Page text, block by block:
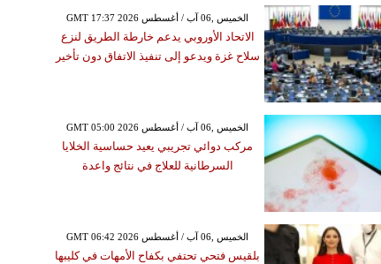
GMT 17:37 2026 الخميس ,06 آب / أغسطس
الاتحاد الأوروبي يدعم خارطة الطريق لنزع
سلاح غزة ويدعو إلى تنفيذ الاتفاق دون تأخير
GMT 05:00 2026 الخميس ,06 آب / أغسطس
مركب دوائي تجريبي يعيد حساسية الخلايا
السرطانية للعلاج في نتائج واعدة
GMT 06:42 2026 الخميس ,06 آب / أغسطس
بلقيس فتحي تحتفي بكفاح الأمهات في كليبها